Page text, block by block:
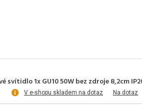
svítidlo 1x GU10 50W bez zdroje 8,2cm
V e-shopu skladem na dotaz Na dotaz